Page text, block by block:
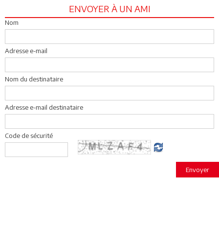
ENVOYER À UN AMI
Nom
Adresse e-mail
Nom du destinataire
Adresse e-mail destinataire
Code de sécurité
Envoyer